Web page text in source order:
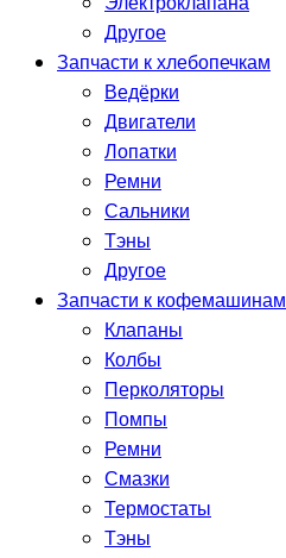
Другое
Запчасти к хлебопечкам
Ведёрки
Двигатели
Лопатки
Ремни
Сальники
Тэны
Другое
Запчасти к кофемашинам
Клапаны
Колбы
Перколяторы
Помпы
Ремни
Смазки
Термостаты
Тэны